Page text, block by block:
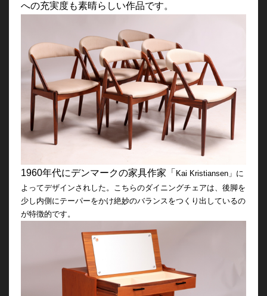
への充実度も素晴らしい作品です。
1960年代にデンマークの家具作家「 Kai Kristiansen」に
よってデザインされした。こちらのダイニングチェアは、後脚を
少し内側にテーパーをかけ絶妙のバランスをつくり出しているの
が特徴的です。